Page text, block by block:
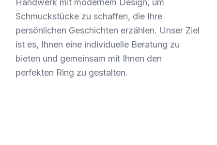
Schmuckstücke zu schaffen, die Ihre
persönlichen Geschichten erzählen. Unser Ziel
ist es, Ihnen eine individuelle Beratung zu
bieten und gemeinsam mit Ihnen den
perfekten Ring zu gestalten.